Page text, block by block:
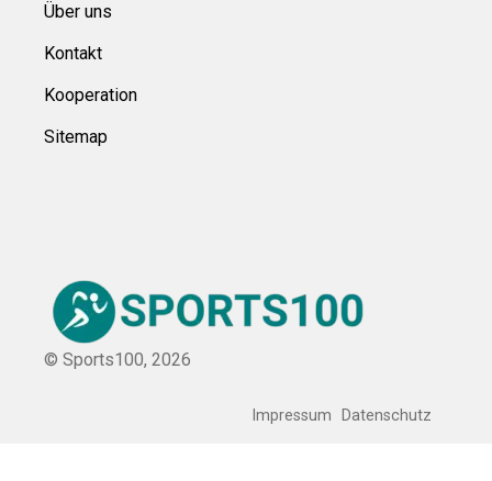
Über uns
Kontakt
Kooperation
Sitemap
© Sports100, 2026
Impressum Datenschutz